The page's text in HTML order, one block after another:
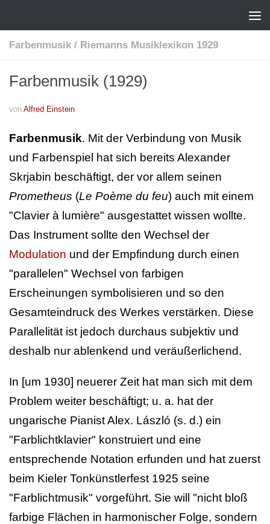
Farbenmusik / Riemanns Musiklexikon 1929
Farbenmusik (1929)
von Alfred Einstein
Farbenmusik. Mit der Verbindung von Musik
und Farbenspiel hat sich bereits Alexander
Skrjabin beschäftigt, der vor allem seinen
Prometheus (Le Poème du feu) auch mit einem
"Clavier à lumière" ausgestattet wissen wollte.
Das Instrument sollte den Wechsel der
Modulation und der Empfindung durch einen
"parallelen" Wechsel von farbigen
Erscheinungen symbolisieren und so den
Gesamteindruck des Werkes verstärken. Diese
Parallelität ist jedoch durchaus subjektiv und
deshalb nur ablenkend und veräußerlichend.
In [um 1930] neuerer Zeit hat man sich mit dem
Problem weiter beschäftigt; u. a. hat der
ungarische Pianist Alex. László (s. d.) ein
"Farblichtklavier" konstruiert und eine
entsprechende Notation erfunden und hat zuerst
beim Kieler Tonkünstlerfest 1925 seine
"Farblichtmusik" vorgeführt. Sie will "nicht bloß
farbige Flächen in harmonischer Folge, sondern